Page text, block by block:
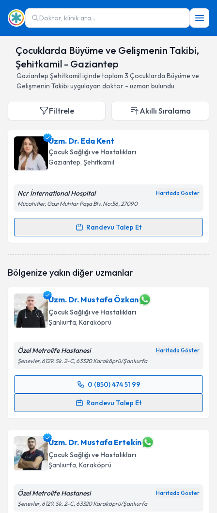
Doktor, klinik ara...
Çocuklarda Büyüme ve Gelişmenin Takibi,
Şehitkamil - Gaziantep
Gaziantep Şehitkamil içinde toplam 3 Çocuklarda Büyüme ve
Gelişmenin Takibi uygulayan doktor - uzman bulundu
Filtrele Akıllı Sıralama
Uzm. Dr. Eda Kent
Çocuk Sağlığı ve Hastalıkları
Gaziantep, Şehitkamil
Ncr İnternational Hospital Haritada Göster
Mücahitler, Gazi Muhtar Paşa Blv. No:56, 27090
Randevu Talep Et
Randevu Takvimi Talebi
oluşturun. Size bu uzmandan randevu almanız için bir
E-posta Adresiniz
Kişisel verilerimin işlenmesine ilişkin
Aydınlatma
Metni'ni okudum ve kişisel verilerimin belirtilen
Takvim Talebini Gönder
Bölgenize yakın diğer uzmanlar
Uzm. Dr. Mustafa Özkan
Çocuk Sağlığı ve Hastalıkları
Şanlıurfa, Karaköprü
Özel Metrolife Hastanesi Haritada Göster
Şenevler, 6129. Sk. 2-C, 63320 Karaköprü/Şanlıurfa
0 (850) 474 51 99
Randevu Talep Et
Randevu Takvimi Talebi
takvim hazırlandığında e-posta ile bilgilendireceğiz.
E-posta Adresiniz
Kişisel verilerimin işlenmesine ilişkin
Uzm. Dr. Mustafa Ertekin
Çocuk Sağlığı ve Hastalıkları
Şanlıurfa, Karaköprü
Özel Metrolife Hastanesi Haritada Göster
Şenevler, 6129. Sk. 2-C, 63320 Karaköprü/Şanlıurfa